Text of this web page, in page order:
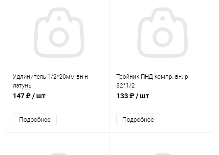
Удлинитель 1/2*20мм вн-н
латунь
147 ₽/ шт
Подробнее
Тройник ПНД компр. вн. р.
32*1/2
133 ₽/ шт
Подробнее